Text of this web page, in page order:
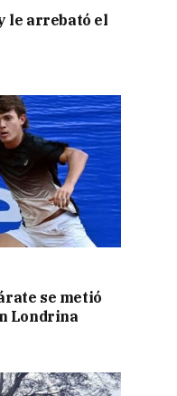
le arrebató el
se metió
Londrina